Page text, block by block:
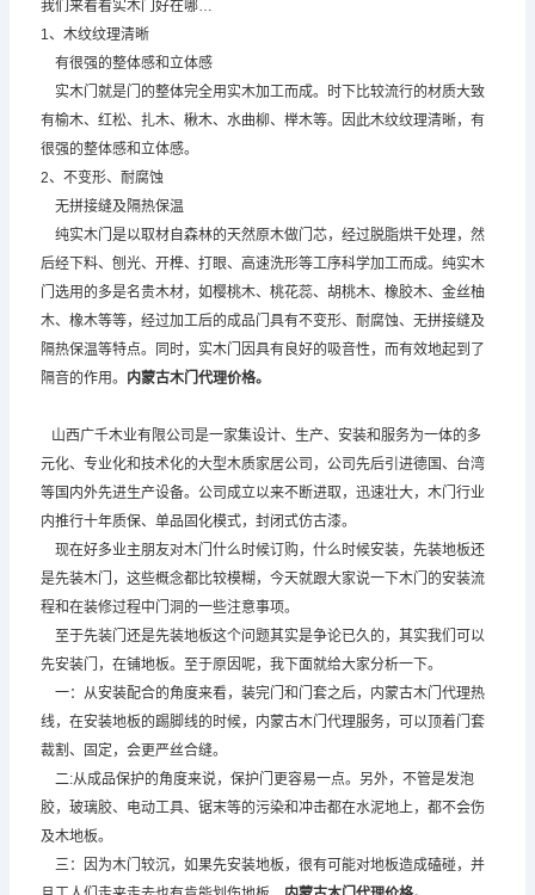
我们来看看实木门好在哪…
1、木纹纹理清晰
有很强的整体感和立体感
实木门就是门的整体完全用实木加工而成。时下比较流行的材质大致
有榆木、红松、扎木、楸木、水曲柳、榉木等。因此木纹纹理清晰，有
很强的整体感和立体感。
2、不变形、耐腐蚀
无拼接缝及隔热保温
纯实木门是以取材自森林的天然原木做门芯，经过脱脂烘干处理，然
后经下料、刨光、开榫、打眼、高速洗形等工序科学加工而成。纯实木
门选用的多是名贵木材，如樱桃木、桃花蕊、胡桃木、橡胶木、金丝柚
木、橡木等等，经过加工后的成品门具有不变形、耐腐蚀、无拼接缝及
隔热保温等特点。同时，实木门因具有良好的吸音性，而有效地起到了
隔音的作用。
内蒙古木门代理价格。
山西广千木业有限公司是一家集设计、生产、安装和服务为一体的多
元化、专业化和技术化的大型木质家居公司，公司先后引进德国、台湾
等国内外先进生产设备。公司成立以来不断进取，迅速壮大，木门行业
内推行十年质保、单品固化模式，封闭式仿古漆。
现在好多业主朋友对木门什么时候订购，什么时候安装，先装地板还
是先装木门，这些概念都比较模糊，今天就跟大家说一下木门的安装流
程和在装修过程中门洞的一些注意事项。
至于先装门还是先装地板这个问题其实是争论已久的，其实我们可以
先安装门，在铺地板。至于原因呢，我下面就给大家分析一下。
一：从安装配合的角度来看，装完门和门套之后，内蒙古木门代理热
线，在安装地板的踢脚线的时候，内蒙古木门代理服务，可以顶着门套
裁割、固定，会更严丝合缝。
二:从成品保护的角度来说，保护门更容易一点。另外，不管是发泡
胶，玻璃胶、电动工具、锯末等的污染和冲击都在水泥地上，都不会伤
及木地板。
三：因为木门较沉，如果先安装地板，很有可能对地板造成磕碰，并